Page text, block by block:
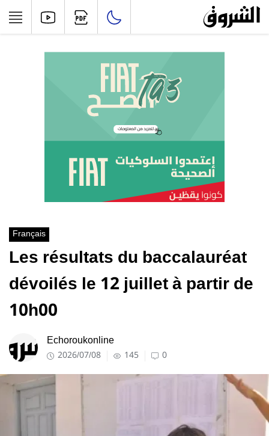
Français
Les résultats du baccalauréat
dévoilés le 12 juillet à partir de
10h00
Echoroukonline
2026/07/08 145 0